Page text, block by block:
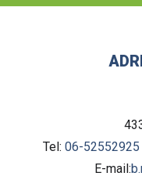
Tel: 06-52552925
E-mail: